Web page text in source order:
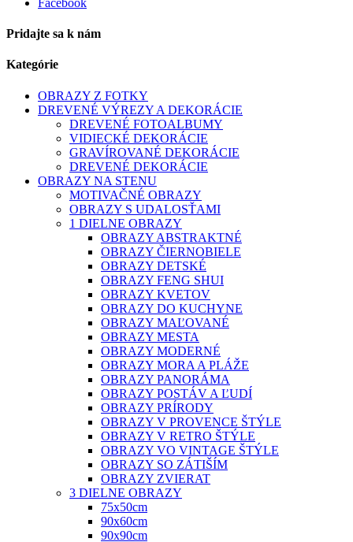
Pridajte sa k nám
Kategórie
OBRAZY Z FOTKY
DREVENÉ VÝREZY A DEKORÁCIE
DREVENÉ FOTOALBUMY
VIDIECKÉ DEKORÁCIE
GRAVÍROVANÉ DEKORÁCIE
DREVENÉ DEKORÁCIE
OBRAZY NA STENU
MOTIVAČNÉ OBRAZY
OBRAZY S UDALOSŤAMI
1 DIELNE OBRAZY
OBRAZY ABSTRAKTNÉ
OBRAZY ČIERNOBIELE
OBRAZY DETSKÉ
OBRAZY FENG SHUI
OBRAZY KVETOV
OBRAZY DO KUCHYNE
OBRAZY MAĽOVANÉ
OBRAZY MESTA
OBRAZY MODERNÉ
OBRAZY MORA A PLÁŽE
OBRAZY PANORÁMA
OBRAZY POSTÁV A ĽUDÍ
OBRAZY PRÍRODY
OBRAZY V PROVENCE ŠTÝLE
OBRAZY V RETRO ŠTÝLE
OBRAZY VO VINTAGE ŠTÝLE
OBRAZY SO ZÁTIŠÍM
OBRAZY ZVIERAT
3 DIELNE OBRAZY
75x50cm
90x60cm
90x90cm